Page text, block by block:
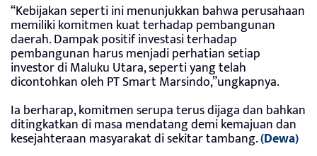
“Kebijakan seperti ini menunjukkan bahwa perusahaan
memiliki komitmen kuat terhadap pembangunan
daerah. Dampak positif investasi terhadap
pembangunan harus menjadi perhatian setiap
investor di Maluku Utara, seperti yang telah
dicontohkan oleh PT Smart Marsindo,”ungkapnya.
Ia berharap, komitmen serupa terus dijaga dan bahkan
ditingkatkan di masa mendatang demi kemajuan dan
kesejahteraan masyarakat di sekitar tambang.(Dewa)